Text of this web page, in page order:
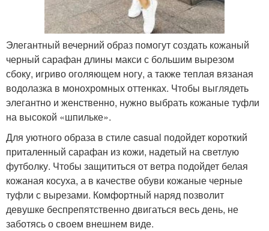
Элегантный вечерний образ помогут создать кожаный
черный сарафан длины макси с большим вырезом
сбоку, игриво оголяющем ногу, а также теплая вязаная
водолазка в монохромных оттенках. Чтобы выглядеть
элегантно и женственно, нужно выбрать кожаные туфли
на высокой «шпильке».
Для уютного образа в стиле casual подойдет короткий
приталенный сарафан из кожи, надетый на светлую
футболку. Чтобы защититься от ветра подойдет белая
кожаная косуха, а в качестве обуви кожаные черные
туфли с вырезами. Комфортный наряд позволит
девушке беспрепятственно двигаться весь день, не
заботясь о своем внешнем виде.